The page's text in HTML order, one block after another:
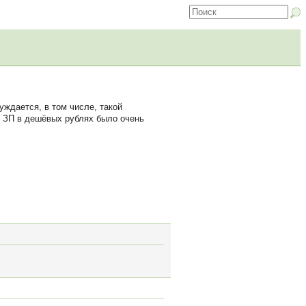
в том числе, такой
ЗП в дешёвых рублях было очень